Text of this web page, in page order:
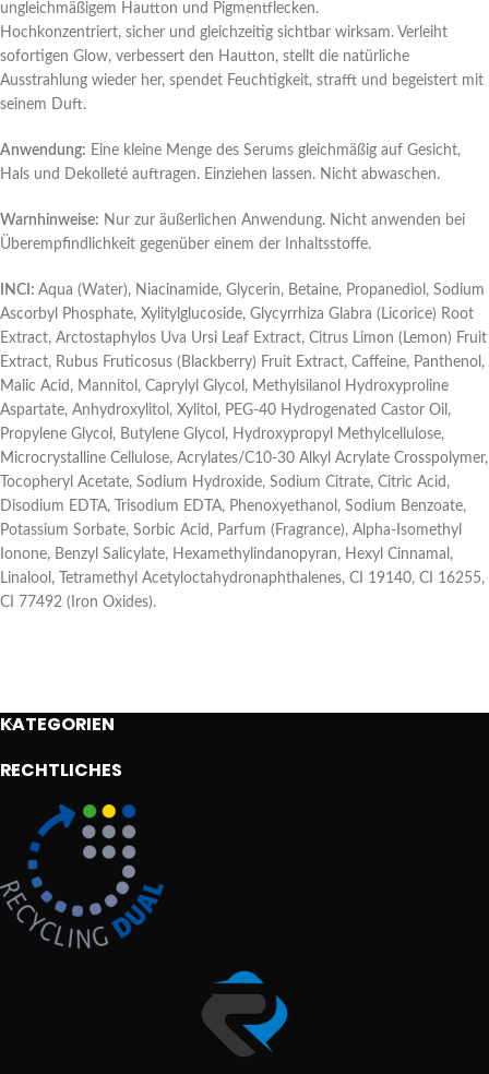
ungleichmäßigem Hautton und Pigmentflecken.
Hochkonzentriert, sicher und gleichzeitig sichtbar wirksam. Verleiht
sofortigen Glow, verbessert den Hautton, stellt die natürliche
Ausstrahlung wieder her, spendet Feuchtigkeit, strafft und begeistert mit
seinem Duft.
Anwendung: Eine kleine Menge des Serums gleichmäßig auf Gesicht,
Hals und Dekolleté auftragen. Einziehen lassen. Nicht abwaschen.
Warnhinweise: Nur zur äußerlichen Anwendung. Nicht anwenden bei
Überempfindlichkeit gegenüber einem der Inhaltsstoffe.
INCI: Aqua (Water), Niacinamide, Glycerin, Betaine, Propanediol, Sodium
Ascorbyl Phosphate, Xylitylglucoside, Glycyrrhiza Glabra (Licorice) Root
Extract, Arctostaphylos Uva Ursi Leaf Extract, Citrus Limon (Lemon) Fruit
Extract, Rubus Fruticosus (Blackberry) Fruit Extract, Caffeine, Panthenol,
Malic Acid, Mannitol, Caprylyl Glycol, Methylsilanol Hydroxyproline
Aspartate, Anhydroxylitol, Xylitol, PEG-40 Hydrogenated Castor Oil,
Propylene Glycol, Butylene Glycol, Hydroxypropyl Methylcellulose,
Microcrystalline Cellulose, Acrylates/C10-30 Alkyl Acrylate Crosspolymer,
Tocopheryl Acetate, Sodium Hydroxide, Sodium Citrate, Citric Acid,
Disodium EDTA, Trisodium EDTA, Phenoxyethanol, Sodium Benzoate,
Potassium Sorbate, Sorbic Acid, Parfum (Fragrance), Alpha-Isomethyl
Ionone, Benzyl Salicylate, Hexamethylindanopyran, Hexyl Cinnamal,
Linalool, Tetramethyl Acetyloctahydronaphthalenes, CI 19140, CI 16255,
CI 77492 (Iron Oxides).
KATEGORIEN
RECHTLICHES